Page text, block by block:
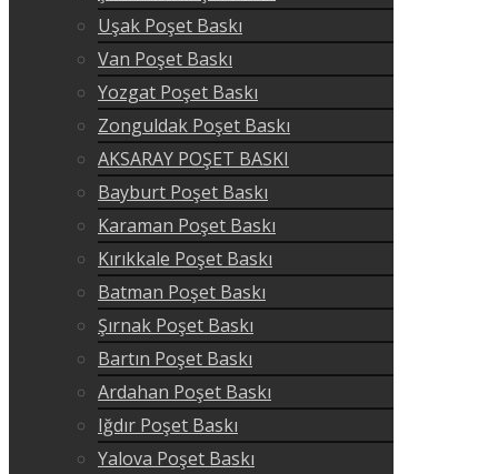
Uşak Poşet Baskı
Van Poşet Baskı
Yozgat Poşet Baskı
Zonguldak Poşet Baskı
AKSARAY POŞET BASKI
Bayburt Poşet Baskı
Karaman Poşet Baskı
Kırıkkale Poşet Baskı
Batman Poşet Baskı
Şırnak Poşet Baskı
Bartın Poşet Baskı
Ardahan Poşet Baskı
Iğdır Poşet Baskı
Yalova Poşet Baskı